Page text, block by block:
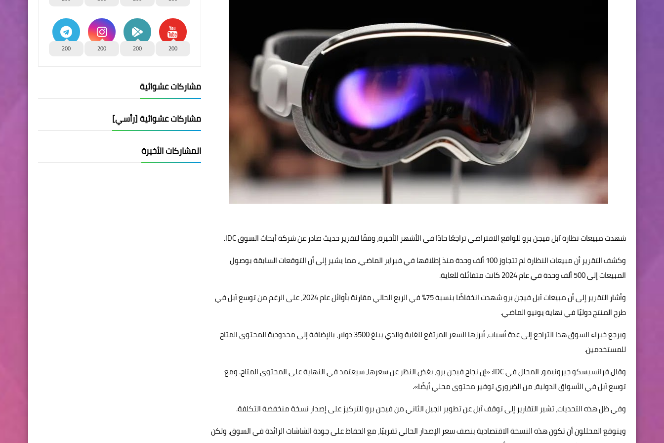
شهدت مبيعات نظارة آبل فيجن برو للواقع الافتراضي تراجعًا حادًا في الأشهر الأخيرة، وفقًا لتقرير حديث صادر عن شركة أبحاث السوق IDC.
وكشف التقرير أن مبيعات النظارة لم تتجاوز 100 ألف وحدة منذ إطلاقها في فبراير الماضي، مما يشير إلى أن التوقعات السابقة بوصول
المبيعات إلى 500 ألف وحدة في عام 2024 كانت متفائلة للغاية.
وأشار التقرير إلى أن مبيعات آبل فيجن برو شهدت انخفاضًا بنسبة 75% في الربع الحالي مقارنة بأوائل عام 2024، على الرغم من توسع آبل في
طرح المنتج دوليًا في نهاية يونيو الماضي.
ويرجع خبراء السوق هذا التراجع إلى عدة أسباب، أبرزها السعر المرتفع للغاية والذي يبلغ 3500 دولار، بالإضافة إلى محدودية المحتوى المتاح
للمستخدمين.
وقال فرانسيسكو جيرونيمو، المحلل في IDC: «إن نجاح فيجن برو، بغض النظر عن سعرها، سيعتمد في النهاية على المحتوى المتاح. ومع
توسع آبل في الأسواق الدولية، من الضروري توفير محتوى محلي أيضًا».
وفي ظل هذه التحديات، تشير التقارير إلى توقف آبل عن تطوير الجيل الثاني من فيجن برو للتركيز على إصدار نسخة منخفضة التكلفة.
ويتوقع المحللون أن تكون هذه النسخة الاقتصادية بنصف سعر الإصدار الحالي تقريبًا، مع الحفاظ على جودة الشاشات الرائدة في السوق، ولكن
200
200
200
200
مشاركات عشوائية
مشاركات عشوائية [رأسي]
المشاركات الأخيرة